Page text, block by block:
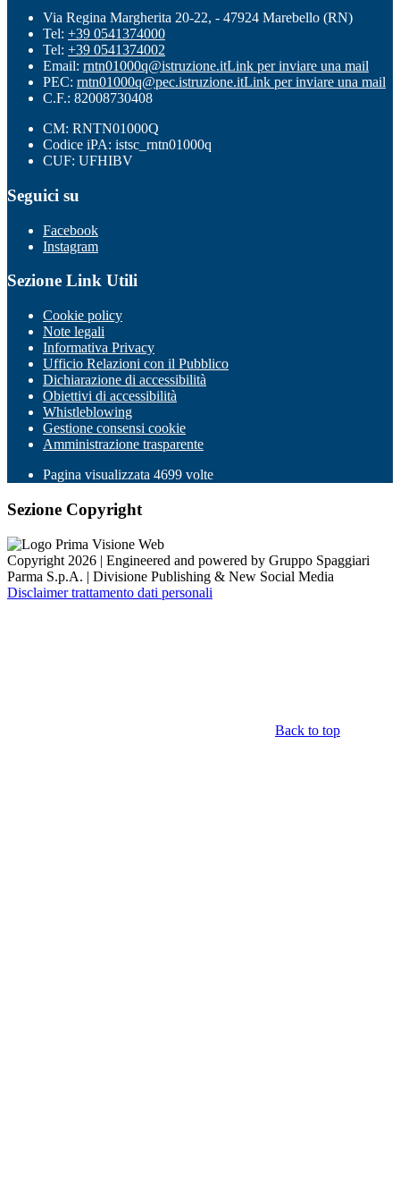
Via Regina Margherita 20-22, - 47924 Marebello (RN)
Tel: +39 0541374000
Tel: +39 0541374002
Email: rntn01000q@istruzione.itLink per inviare una mail
PEC: rntn01000q@pec.istruzione.itLink per inviare una mail
C.F.: 82008730408
CM: RNTN01000Q
Codice iPA: istsc_rntn01000q
CUF: UFHIBV
Seguici su
Facebook
Instagram
Sezione Link Utili
Cookie policy
Note legali
Informativa Privacy
Ufficio Relazioni con il Pubblico
Dichiarazione di accessibilità
Obiettivi di accessibilità
Whistleblowing
Gestione consensi cookie
Amministrazione trasparente
Pagina visualizzata 4699 volte
Sezione Copyright
Copyright 2026 | Engineered and powered by Gruppo Spaggiari
Parma S.p.A. | Divisione Publishing & New Social Media
Disclaimer trattamento dati personali
Back to top